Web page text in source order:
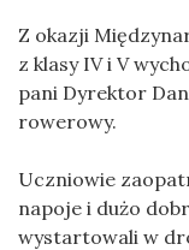
Z okazji
z klasy IV i V
pani Dyrektor
rowerowy.
Uczniowie
napoje i dużo
wystartowali w